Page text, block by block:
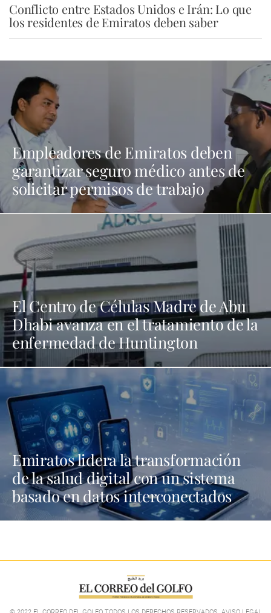
Conflicto entre Estados Unidos e Irán: Lo que
los residentes de Emiratos deben saber
Empleadores de Emiratos deben
garantizar seguro médico antes de
solicitar permisos de trabajo
El Centro de Células Madre de Abu
Dhabi avanza en el tratamiento de la
enfermedad de Huntington
Emiratos lidera la transformación
de la salud digital con un sistema
basado en datos interconectados